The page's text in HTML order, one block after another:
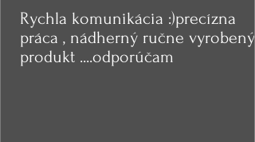
Rychla komunikácia :)precízna
práca , nádherný ručne vyrobený
produkt ....odporúčam